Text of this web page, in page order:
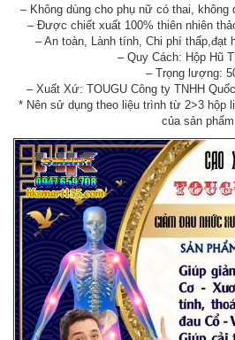
– Không dùng cho phụ nữ có thai,
– Được chiết xuất 100% thiên nhiên
– An toàn, Lành tính, Chi phí thấp,đạt
– Quy Cách: Hộp Hũ
– Trọng lượng:
– Xuất Xứ: TOUGU Công ty TNHH
* Nên sử dụng theo liệu trình từ 2>3 hộp
của sản phẩm